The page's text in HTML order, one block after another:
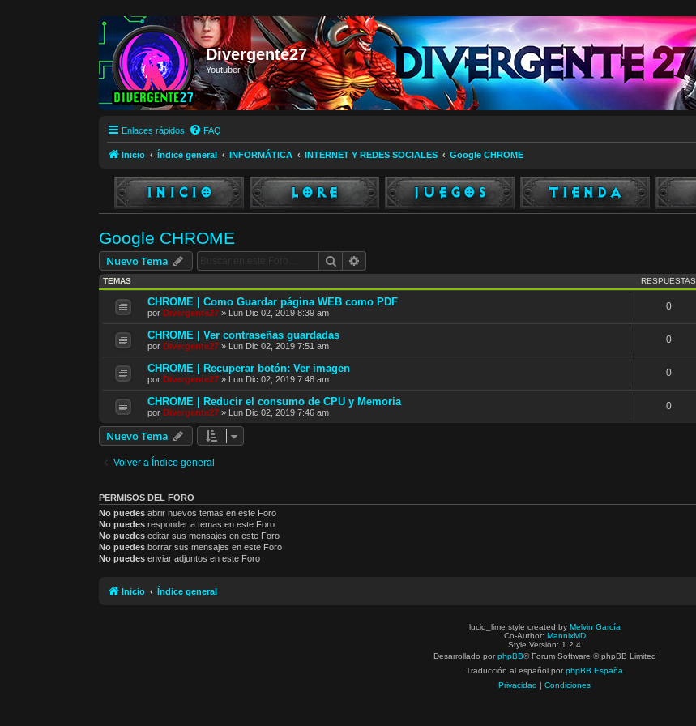
Divergente27
Youtuber
Enlaces rápidos FAQ
Inicio Índice general INFORMÁTICA INTERNET Y REDES SOCIALES Google CHROME
Google CHROME
Nuevo Tema Buscar
TEMAS RESPUESTAS
CHROME | Como Guardar página WEB como PDF
por Divergente27 » Lun Dic 02, 2019 8:39 am
0
CHROME | Ver contraseñas guardadas
por Divergente27 » Lun Dic 02, 2019 7:51 am
0
CHROME | Recuperar botón: Ver imagen
por Divergente27 » Lun Dic 02, 2019 7:48 am
0
CHROME | Reducir el consumo de CPU y Memoria
por Divergente27 » Lun Dic 02, 2019 7:46 am
0
Nuevo Tema
Volver a Índice general
PERMISOS DEL FORO
No puedes abrir nuevos temas en este Foro
No puedes responder a temas en este Foro
No puedes editar sus mensajes en este Foro
No puedes borrar sus mensajes en este Foro
No puedes enviar adjuntos en este Foro
Inicio Índice general
lucid_lime style created by Melvin García
Co-Author: MannixMD
Style Version: 1.2.4
Desarrollado por phpBB® Forum Software © phpBB Limited
Traducción al español por phpBB España
Privacidad
Condiciones